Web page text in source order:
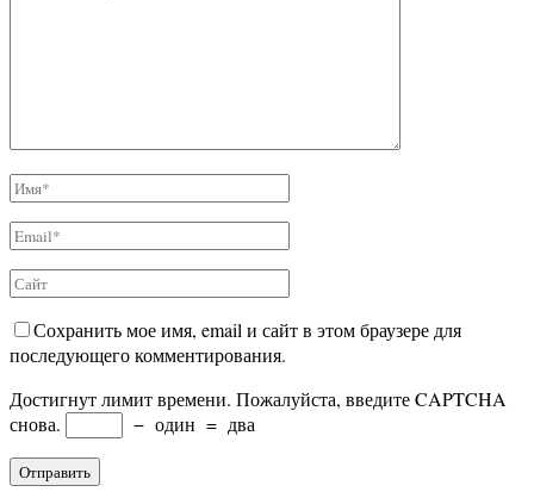
Сохранить мое имя, email и сайт в этом браузере для
последующего комментирования.
Достигнут лимит времени. Пожалуйста, введите CAPTCHA
снова.
− один = два